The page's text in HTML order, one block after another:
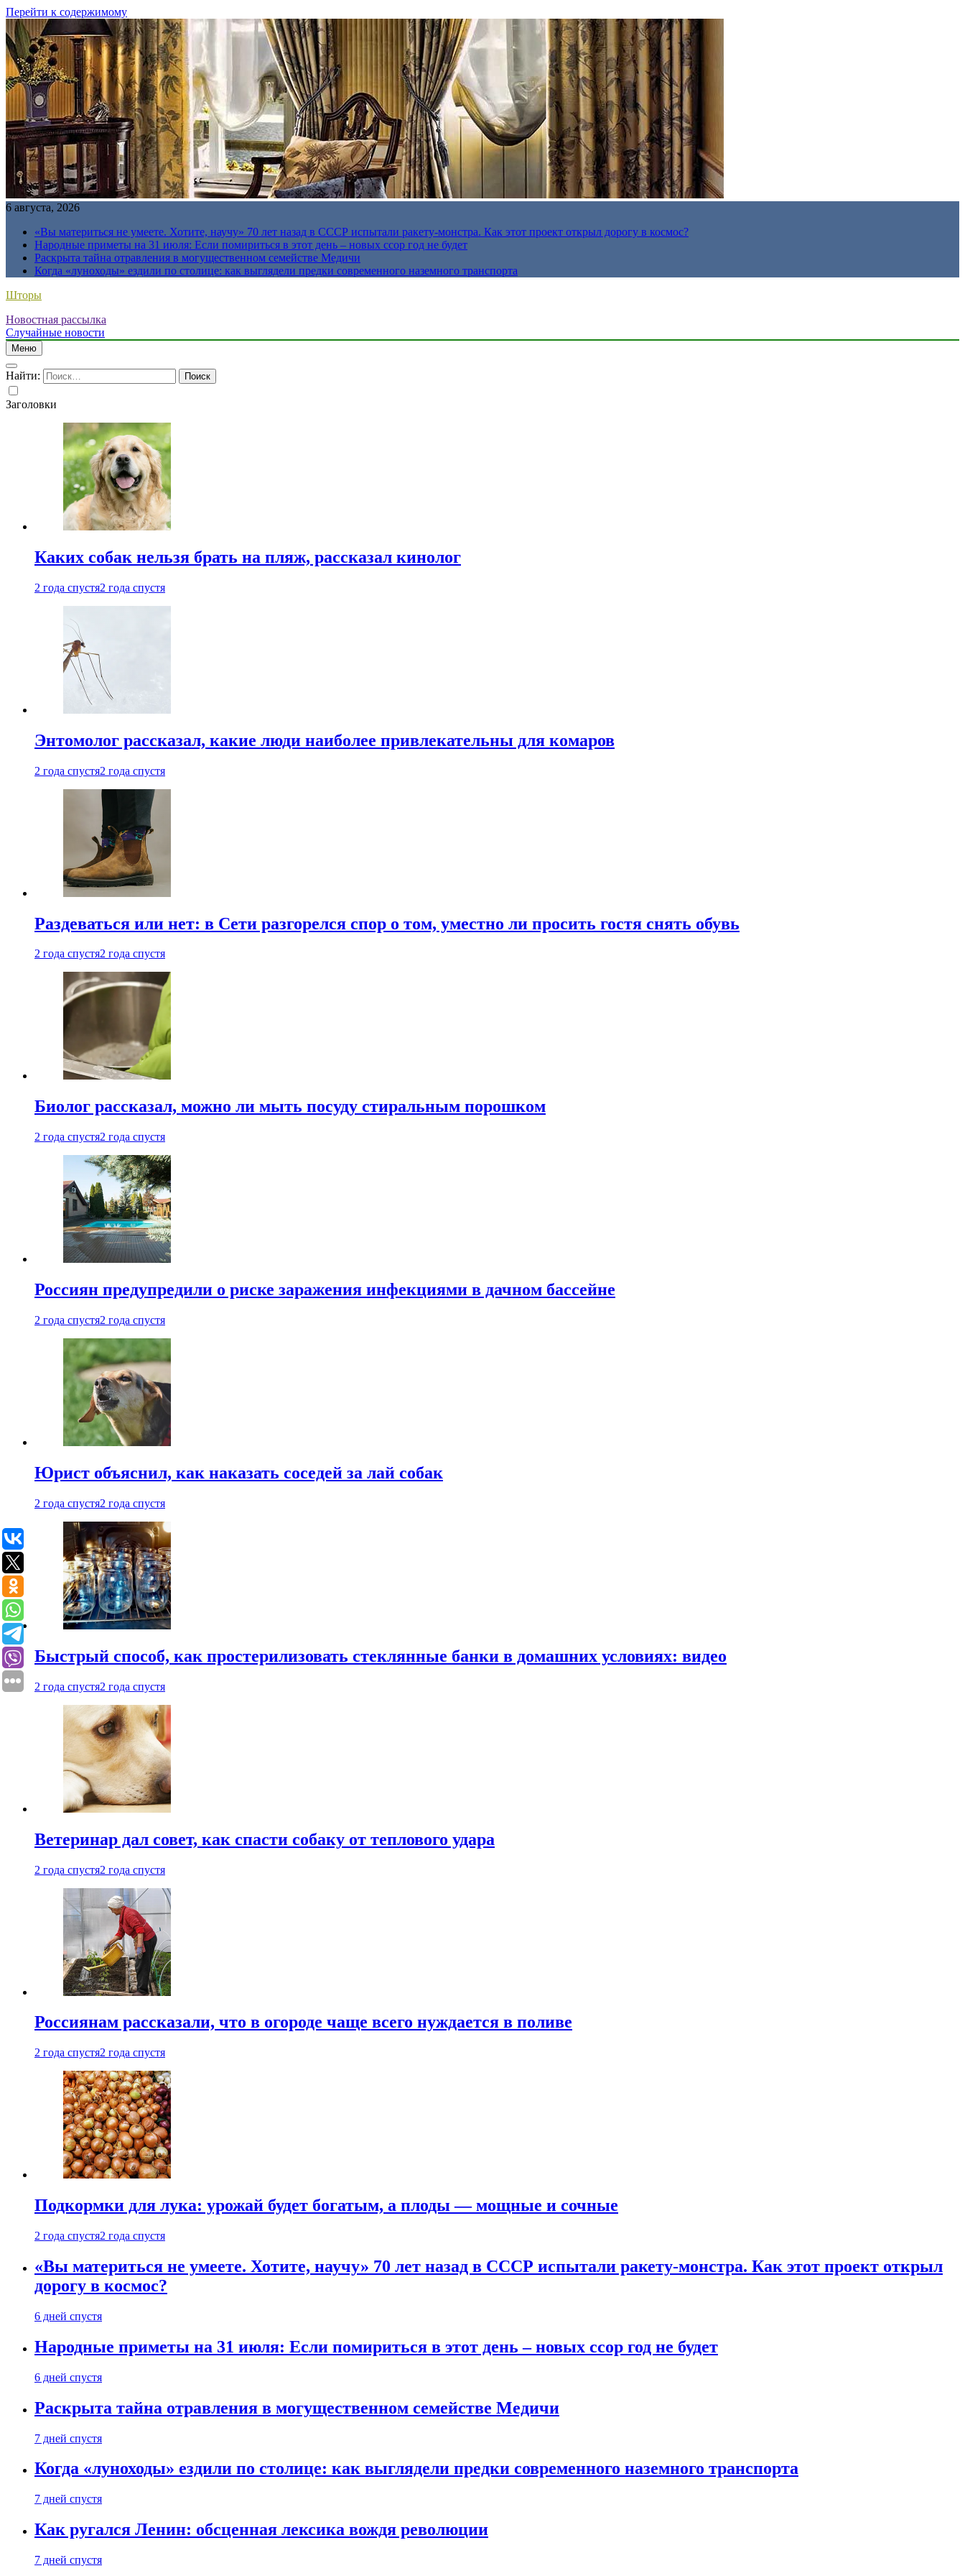
Перейти к содержимому
6 августа, 2026
«Вы материться не умеете. Хотите, научу» 70 лет назад в СССР испытали ракету-монстра. Как этот проект открыл дорогу в космос?
Народные приметы на 31 июля: Если помириться в этот день – новых ссор год не будет
Раскрыта тайна отравления в могущественном семействе Медичи
Когда «луноходы» ездили по столице: как выглядели предки современного наземного транспорта
Шторы
Новостная рассылка
Случайные новости
Меню
Найти:
Заголовки
Каких собак нельзя брать на пляж, рассказал кинолог
2 года спустя2 года спустя
Энтомолог рассказал, какие люди наиболее привлекательны для комаров
2 года спустя2 года спустя
Раздеваться или нет: в Сети разгорелся спор о том, уместно ли просить гостя снять обувь
2 года спустя2 года спустя
Биолог рассказал, можно ли мыть посуду стиральным порошком
2 года спустя2 года спустя
Россиян предупредили о риске заражения инфекциями в дачном бассейне
2 года спустя2 года спустя
Юрист объяснил, как наказать соседей за лай собак
2 года спустя2 года спустя
Быстрый способ, как простерилизовать стеклянные банки в домашних условиях: видео
2 года спустя2 года спустя
Ветеринар дал совет, как спасти собаку от теплового удара
2 года спустя2 года спустя
Россиянам рассказали, что в огороде чаще всего нуждается в поливе
2 года спустя2 года спустя
Подкормки для лука: урожай будет богатым, а плоды — мощные и сочные
2 года спустя2 года спустя
«Вы материться не умеете. Хотите, научу» 70 лет назад в СССР испытали ракету-монстра. Как этот проект открыл
дорогу в космос?
6 дней спустя
Народные приметы на 31 июля: Если помириться в этот день – новых ссор год не будет
6 дней спустя
Раскрыта тайна отравления в могущественном семействе Медичи
7 дней спустя
Когда «луноходы» ездили по столице: как выглядели предки современного наземного транспорта
7 дней спустя
Как ругался Ленин: обсценная лексика вождя революции
7 дней спустя